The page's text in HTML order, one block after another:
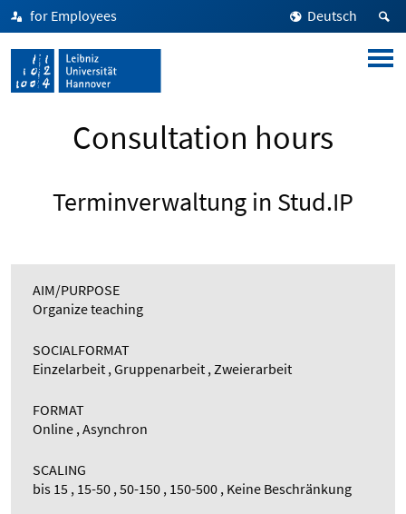
for Employees Deutsch
Consultation hours
Terminverwaltung in Stud.IP
AIM/PURPOSE
Organize teaching
SOCIALFORMAT
Einzelarbeit , Gruppenarbeit , Zweierarbeit
FORMAT
Online , Asynchron
SCALING
bis 15 , 15-50 , 50-150 , 150-500 , Keine Beschränkung